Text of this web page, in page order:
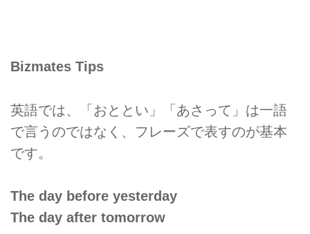
Bizmates Tips
英語では、「おととい」「あさって」は一語
で言うのではなく、フレーズで表すのが基本
です。
The day before yesterday
The day after tomorrow